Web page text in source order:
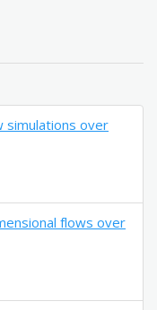
simulations over
flows over